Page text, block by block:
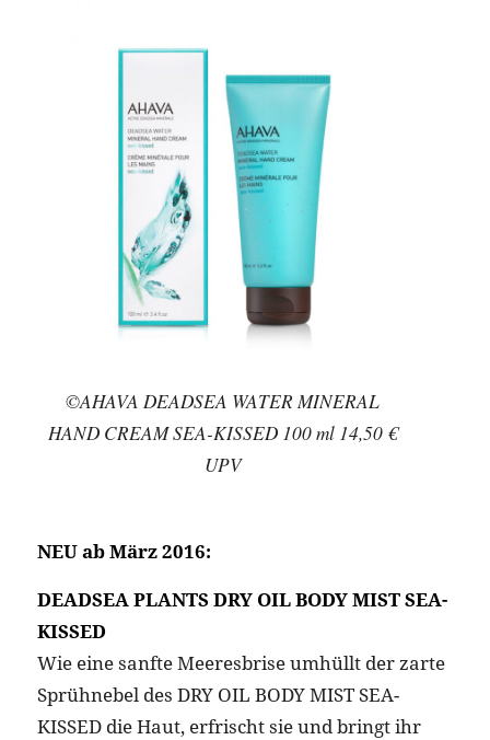
©AHAVA DEADSEA WATER MINERAL
HAND CREAM SEA-KISSED 100 ml 14,50 €
UPV
NEU ab März 2016:
DEADSEA PLANTS DRY OIL BODY MIST SEA-
KISSED
Wie eine sanfte Meeresbrise umhüllt der zarte
Sprühnebel des DRY OIL BODY MIST SEA-
KISSED die Haut, erfrischt sie und bringt ihr